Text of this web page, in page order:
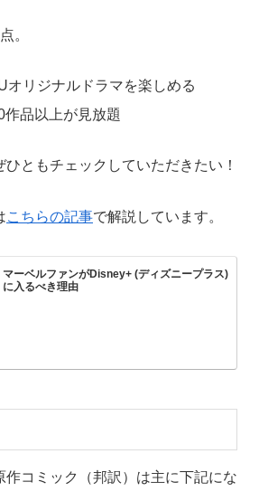
。
オリジナルドラマを楽しめる
作品以上が見放題
ともチェックしていただきたい！
こちらの記事で解説しています。
マーベルファンがDisney+ (ディズニープラス)
に入るべき理由
作コミック（邦訳）は主に下記にな